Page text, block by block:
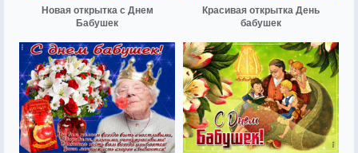
Новая открытка с Днем
Бабушек
Красивая открытка День
бабушек